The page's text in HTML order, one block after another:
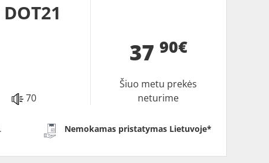
70
37 90€
Šiuo metu prekės
neturime
Nemokamas pristatymas Lietuvoje*